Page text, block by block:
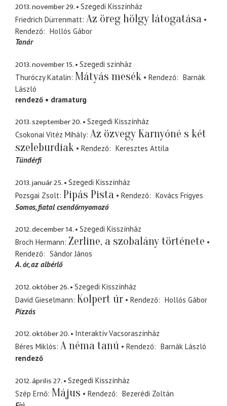
2013. november 29.
Szegedi Kisszínház
Friedrich Dürrenmatt Az öreg hölgy látogatása
Rendező
Hollós Gábor
Tanár
2013. november 15.
Szegedi színház
Thuróczy Katalin Mátyás mesék Rendező
Barnák
László
rendező
dramaturg
2013. szeptember 20.
Szegedi Kisszínház
Csokonai Vitéz Mihály Az özvegy Karnyóné s két
szeleburdiak
Rendező
Keresztes Attila
Tündérfi
2013. január 25.
Szegedi Kisszínház
Pozsgai Zsolt Pipás Pista Rendező
Kovács Frigyes
Somos fiatal csendőrnyomozó
2012. december 14.
Szegedi Kisszínház
Broch Hermann Zerline, a szobalány története
Rendező
Sándor János
A. ór az albérlő
2012. október 26.
Szegedi Kisszínház
David Gieselmann Kolpert úr Rendező
Hollós Gábor
Pizzás
2012. október 20.
Interaktív Vacsoraszínház
Béres Miklós A néma tanú Rendező
Barnák László
rendező
2012. április 27.
Szegedi Kisszínház
Szép Ernő Május Rendező
Bezerédi Zoltán